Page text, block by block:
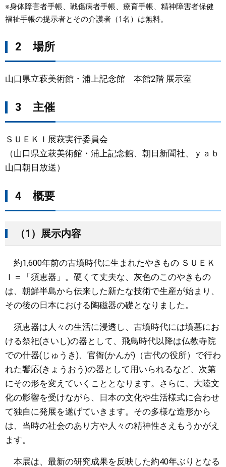
※身体障害者手帳、戦傷病者手帳、療育手帳、精神障害者保健
福祉手帳の提示者とその介護者（1名）は無料。
2 場所
山口県立萩美術館・浦上記念館 本館2階 展示室
3 主催
ＳＵＥＫＩ展萩実行委員会
（山口県立萩美術館・浦上記念館、朝日新聞社、ｙａｂ
山口朝日放送）
4 概要
（1）展示内容
約1,600年前の古墳時代に生まれたやきもの ＳＵＥＫ
Ｉ＝「須恵器」。硬くて丈夫な、灰色のこのやきもの
は、朝鮮半島から伝来した新たな技術で生産が始まり、
その後の日本における陶磁器の礎となりました。
須恵器は人々の生活に浸透し、古墳時代には墳墓にお
ける祭祀(さいし)の器として、飛鳥時代以降は仏教寺院
での什器(じゅうき)、官衙(かんが)（古代の役所）で行わ
れた饗応(きょうおう)の器として用いられるなど、次第
にその形を変えていくこととなります。さらに、大陸文
化の影響を受けながら、日本の文化や生活様式に合わせ
て独自に発展を遂げていきます。その多様な造形から
は、当時の社会のあり方や人々の精神性さえもうかがえ
ます。
本展は、最新の研究成果を反映した約40年ぶりとなる